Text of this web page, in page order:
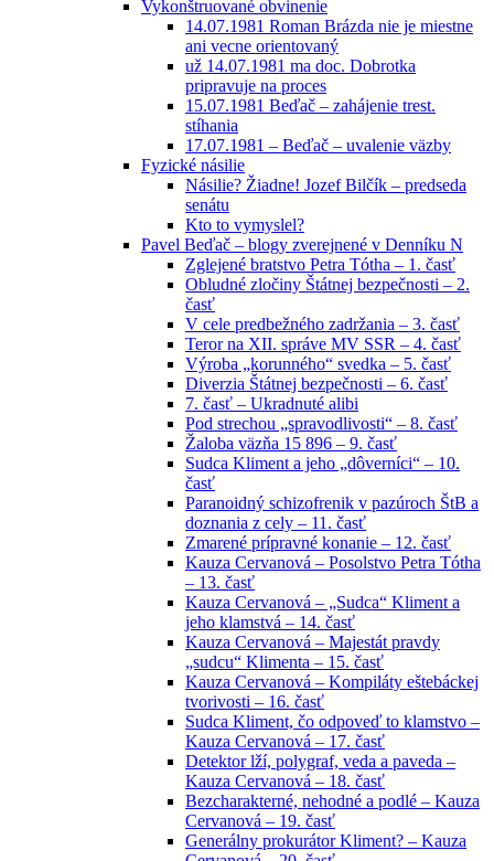
Vykonštruované obvinenie
14.07.1981 Roman Brázda nie je miestne
ani vecne orientovaný
už 14.07.1981 ma doc. Dobrotka
pripravuje na proces
15.07.1981 Beďač – zahájenie trest.
stíhania
17.07.1981 – Beďač – uvalenie väzby
Fyzické násilie
Násilie? Žiadne! Jozef Bilčík – predseda
senátu
Kto to vymyslel?
Pavel Beďač – blogy zverejnené v Denníku N
Zglejené bratstvo Petra Tótha – 1. časť
Obludné zločiny Štátnej bezpečnosti – 2.
časť
V cele predbežného zadržania – 3. časť
Teror na XII. správe MV SSR – 4. časť
Výroba „korunného“ svedka – 5. časť
Diverzia Štátnej bezpečnosti – 6. časť
7. časť – Ukradnuté alibi
Pod strechou „spravodlivosti“ – 8. časť
Žaloba väzňa 15 896 – 9. časť
Sudca Kliment a jeho „dôverníci“ – 10.
časť
Paranoidný schizofrenik v pazúroch ŠtB a
doznania z cely – 11. časť
Zmarené prípravné konanie – 12. časť
Kauza Cervanová – Posolstvo Petra Tótha
– 13. časť
Kauza Cervanová – „Sudca“ Kliment a
jeho klamstvá – 14. časť
Kauza Cervanová – Majestát pravdy
„sudcu“ Klimenta – 15. časť
Kauza Cervanová – Kompiláty eštebáckej
tvorivosti – 16. časť
Sudca Kliment, čo odpoveď to klamstvo –
Kauza Cervanová – 17. časť
Detektor lží, polygraf, veda a paveda –
Kauza Cervanová – 18. časť
Bezcharakterné, nehodné a podlé – Kauza
Cervanová – 19. časť
Generálny prokurátor Kliment? – Kauza